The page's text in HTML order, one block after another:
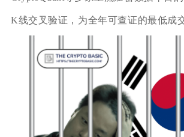
K线交叉验证，为全年可查证的最低成